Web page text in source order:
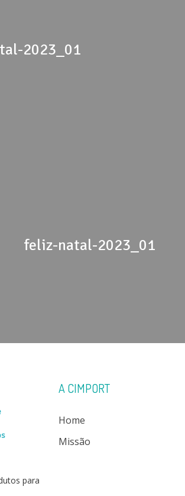
2023_01
feliz-natal-2023_01
para
A CIMPORT
Home
Missão